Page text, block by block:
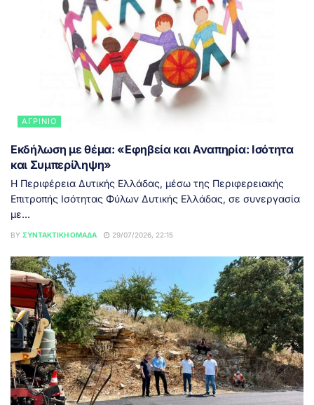
ΑΓΡΊΝΙΟ
Εκδήλωση με θέμα: «Εφηβεία και Αναπηρία: Ισότητα
και Συμπερίληψη»
Η Περιφέρεια Δυτικής Ελλάδας, μέσω της Περιφερειακής
Επιτροπής Ισότητας Φύλων Δυτικής Ελλάδας, σε συνεργασία
με...
BY ΣΥΝΤΑΚΤΙΚΉ ΟΜΆΔΑ 29/07/2026, 22:15